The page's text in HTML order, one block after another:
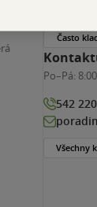
Často
Po–Pá:
542
Všechny